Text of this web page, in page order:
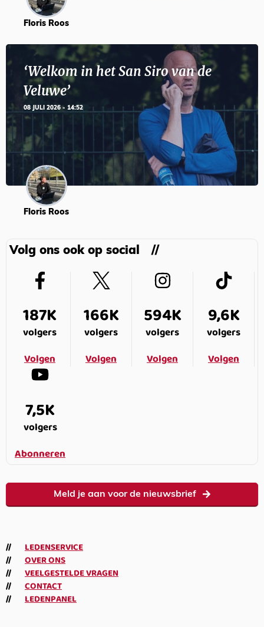
Floris Roos
‘Welkom in het San Siro van de
Veluwe’
08 JULI 2026 - 14:52
Floris Roos
Volg ons ook op social
187K
volgers
Volgen
166K
volgers
Volgen
594K
volgers
Volgen
9,6K
volgers
Volgen
7,5K
volgers
Abonneren
Meld je aan voor de nieuwsbrief
LEDENSERVICE
OVER ONS
VEELGESTELDE VRAGEN
CONTACT
LEDENPANEL